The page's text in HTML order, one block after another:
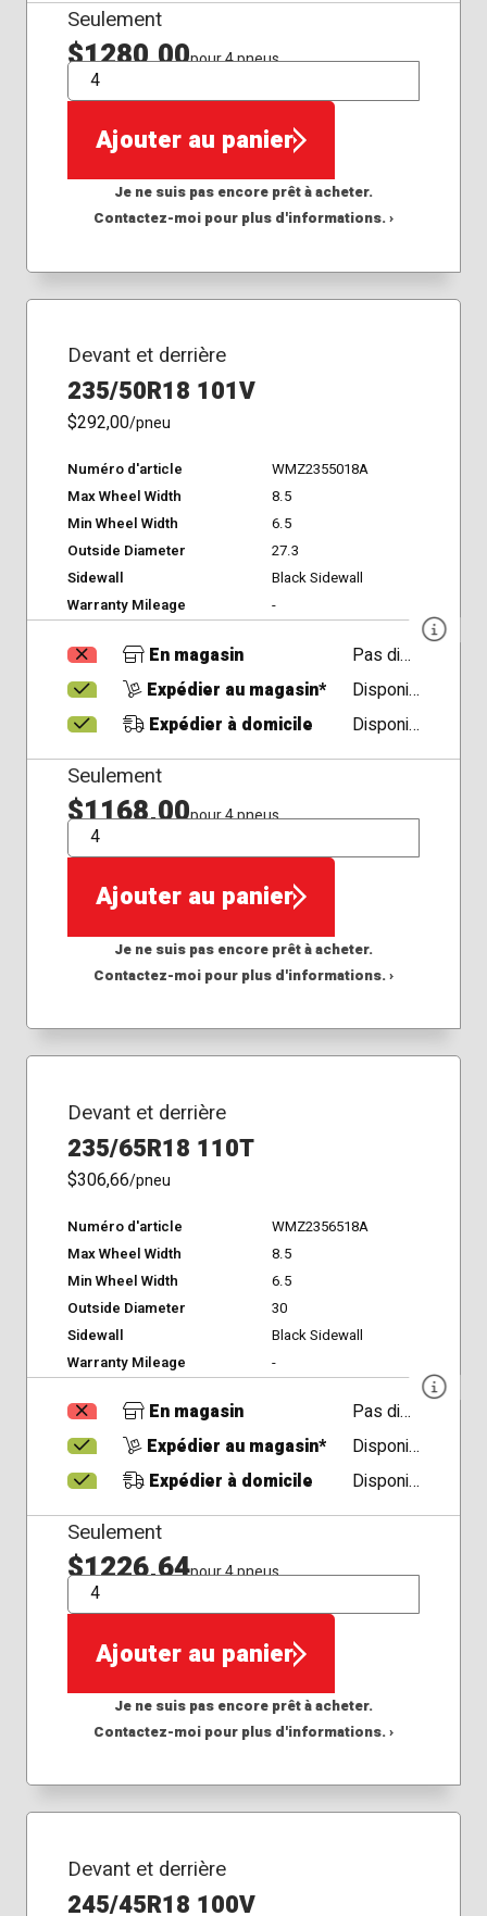
Seulement
$1280,00pour 4 pneus
QTÉ
Ajouter au panier
Je ne suis pas encore prêt à acheter.
Contactez-moi pour plus d'informations. ›
Devant et derrière
235/50R18 101V
$292,00/pneu
Numéro d'article
WMZ2355018A
Max Wheel Width
8.5
Min Wheel Width
6.5
Outside Diameter
27.3
Sidewall
Black Sidewall
Warranty Mileage
-
En magasin
Pas disponible
Expédier au magasin*
Disponible
Expédier à domicile
Disponible
Seulement
$1168,00pour 4 pneus
QTÉ
Ajouter au panier
Je ne suis pas encore prêt à acheter.
Contactez-moi pour plus d'informations. ›
Devant et derrière
235/65R18 110T
$306,66/pneu
Numéro d'article
WMZ2356518A
Max Wheel Width
8.5
Min Wheel Width
6.5
Outside Diameter
30
Sidewall
Black Sidewall
Warranty Mileage
-
En magasin
Pas disponible
Expédier au magasin*
Disponible
Expédier à domicile
Disponible
Seulement
$1226,64pour 4 pneus
QTÉ
Ajouter au panier
Je ne suis pas encore prêt à acheter.
Contactez-moi pour plus d'informations. ›
Devant et derrière
245/45R18 100V